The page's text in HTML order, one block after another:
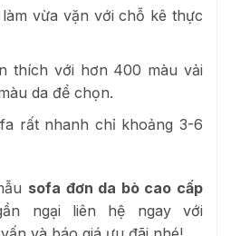
vừa vặn với chỗ kê thực
thích với hơn 400 màu vải
da để chọn.
rất nhanh chỉ khoảng 3-6
sofa đơn da bò cao cấp
ngại liên hệ ngay với